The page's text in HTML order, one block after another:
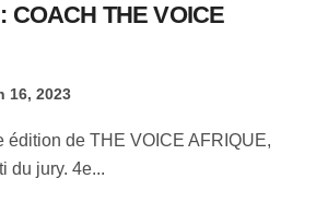
COACH THE VOICE
16, 2023
du jury. 4e...